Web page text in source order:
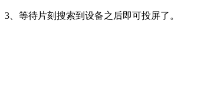
3、等待片刻搜索到设备之后即可投屏了。